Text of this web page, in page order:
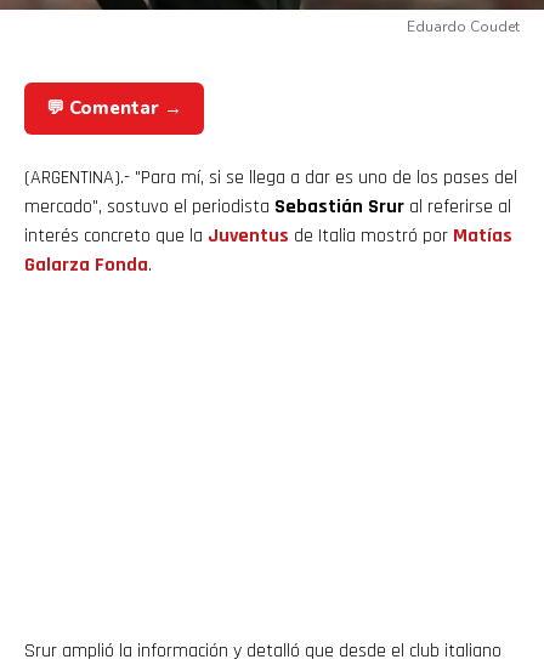
Eduardo Coudet
💬 Comentar →
(ARGENTINA).- "Para mí, si se llega a dar es uno de los pases del
mercado", sostuvo el periodista Sebastián Srur al referirse al
interés concreto que la Juventus de Italia mostró por Matías
Galarza Fonda.
Srur amplió la información y detalló que desde el club italiano